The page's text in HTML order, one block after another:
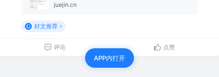
juejin.cn
好文推荐
评论 点赞
APP内打开